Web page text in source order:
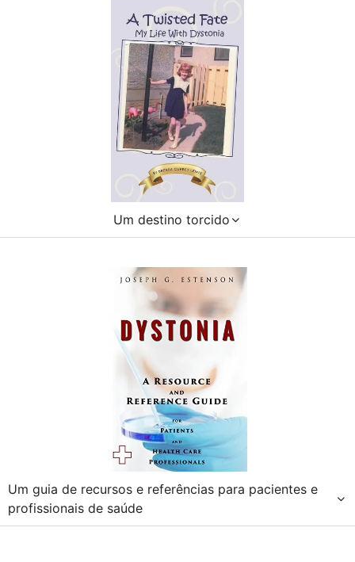
Um destino torcido
Um guia de recursos e referências para pacientes e
profissionais de saúde